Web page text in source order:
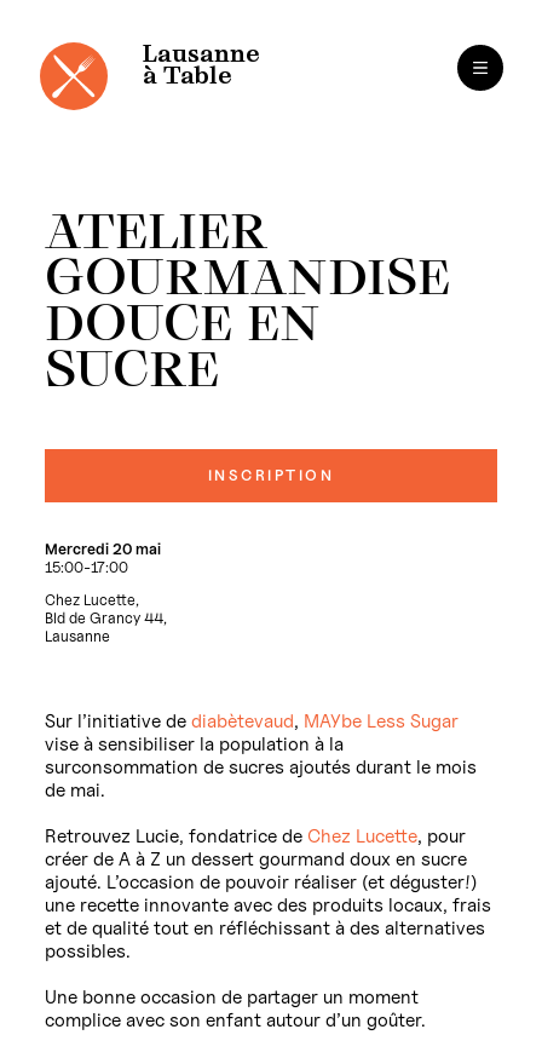
contenu
Lausanne
à Table
ATELIER
GOURMANDISE
DOUCE EN
SUCRE
Mercredi 20 mai
15:00-17:00
Chez Lucette,
Bld de Grancy 44,
Lausanne
INSCRIPTION
Sur l’initiative dediabètevaud, MAYbe Less Sugar
vise à sensibiliser la population à la
surconsommation de sucres ajoutés durant le mois
de mai.
Retrouvez Lucie, fondatrice de Chez Lucette, pour
créer de A à Z un dessert gourmand doux en sucre
ajouté. L’occasion de pouvoir réaliser (et déguster!)
une recette innovante avec des produits locaux, frais
et de qualité tout en réfléchissant à des alternatives
possibles.
Une bonne occasion de partager un moment
complice avec son enfant autour d’un goûter.